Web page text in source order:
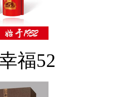
福52